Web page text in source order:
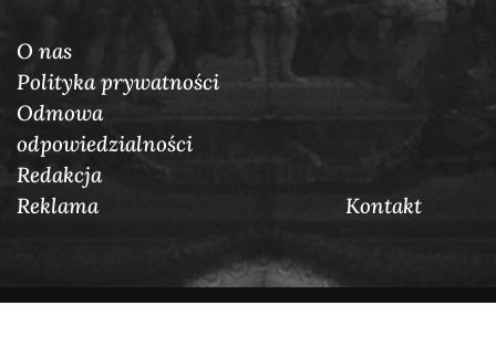
O nas
Polityka prywatności
Odmowa
odpowiedzialności
Redakcja
Reklama
Кontakt